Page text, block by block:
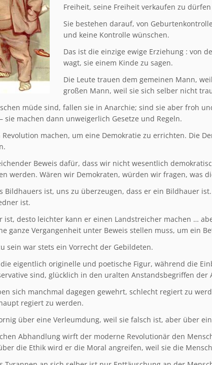
Freiheit, seine Freiheit verkaufen zu
Sie bestehen darauf, von
und keine Kontrolle wünschen.
Das ist die einzige ewige Erziehung : von
wagt, sie einem Kinde zu sagen.
Die Leute trauen dem gemeinen Mann,
großen Mann, weil sie sich selber nicht
müde sind, fallen sie in Anarchie; sind sie aber froh
sie machen dann unweigerlich Gesetze und Regeln.
machen, um eine Demokratie zu errichten. Die
Beweis dafür, dass wir nicht wesentlich
werden. Wären wir Demokraten, würden wir fragen, was
Bildhauers ist, uns zu überzeugen, dass er ein Bildhauer
ist.
ist, desto leichter kann er einen Landstreicher machen …
ganze Vergangenheit unter Beweis stellen muss, um ein
sein war stets ein Vorrecht der Gebildeten.
eigentlich originelle und poetische Figur, während die
sind, glücklich in den uralten Anstandsbegriffen der
sich manchmal dagegen gewehrt, schlecht regiert zu
regiert zu werden.
über eine Verleumdung, weil sie falsch ist, aber über
Abhandlung wirft der moderne Revolutionär den
die Ethik wird er die Moral angreifen, weil sie die